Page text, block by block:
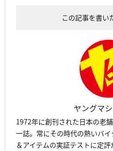
この記事を書い
ヤングマ
1972年に創刊された日本の老
一誌。常にその時代の熱いバ
＆アイテムの実証テストに定